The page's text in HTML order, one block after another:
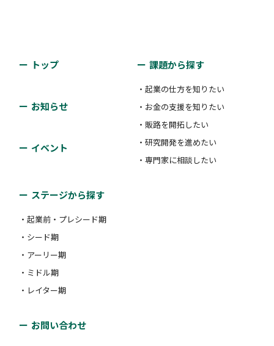
トップ
お知らせ
イベント
課題から探す
・起業の仕方を知りたい
・お金の支援を知りたい
・販路を開拓したい
・研究開発を進めたい
・専門家に相談したい
ステージから探す
・起業前・プレシード期
・シード期
・アーリー期
・ミドル期
・レイター期
お問い合わせ